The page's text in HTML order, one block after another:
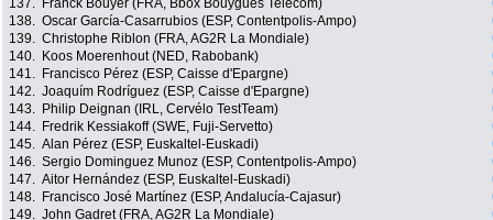
137.
Franck Bouyer (FRA, Bbox Bouygues Telecom)
138. Oscar García-Casarrubios (ESP, Contentpolis-Ampo)
139. Christophe Riblon (FRA, AG2R La Mondiale)
140.
Koos Moerenhout (NED, Rabobank)
141.
Francisco Pérez (ESP, Caisse d'Epargne)
142. Joaquím Rodríguez (ESP, Caisse d'Epargne)
143.
Philip Deignan (IRL, Cervélo TestTeam)
144.
Fredrik Kessiakoff (SWE, Fuji-Servetto)
145. Alan Pérez (ESP, Euskaltel-Euskadi)
146. Sergio Dominguez Munoz (ESP, Contentpolis-Ampo)
147. Aitor Hernández (ESP, Euskaltel-Euskadi)
148.
Francisco José Martínez (ESP, Andalucía-Cajasur)
149. John Gadret (FRA, AG2R La Mondiale)